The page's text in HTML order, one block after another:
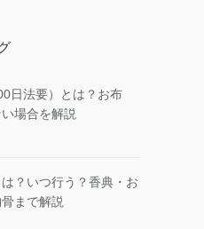
日法要）とは？お布
場合を解説
？いつ行う？香典・お
まで解説